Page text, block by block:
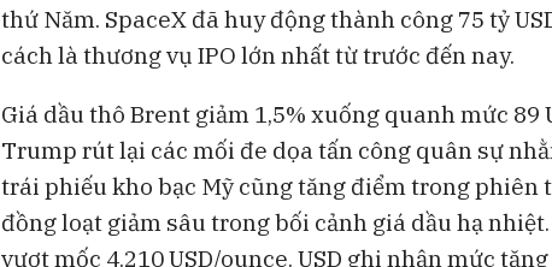
thứ Năm. SpaceX đã huy động thành công 75 tỷ
cách là thương vụ IPO lớn nhất từ trước đến nay.
Giá dầu thô Brent giảm 1,5% xuống quanh mức 89
Trump rút lại các mối đe dọa tấn công quân sự
trái phiếu kho bạc Mỹ cũng tăng điểm trong phiên
đồng loạt giảm sâu trong bối cảnh giá dầu hạ
vượt mốc 4.210 USD/ounce. USD ghi nhận mức